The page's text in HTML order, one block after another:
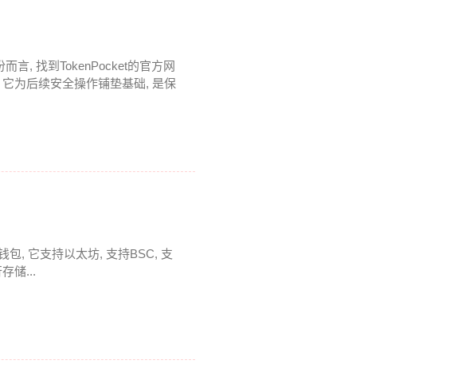
言, 找到TokenPocket的官方网
为后续安全操作铺垫基础, 是保
包, 它支持以太坊, 支持BSC, 支
储...